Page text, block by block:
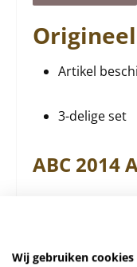
Origineel
Artikel
3-delige set
ABC 2014
rond
Wij gebruiken cookies